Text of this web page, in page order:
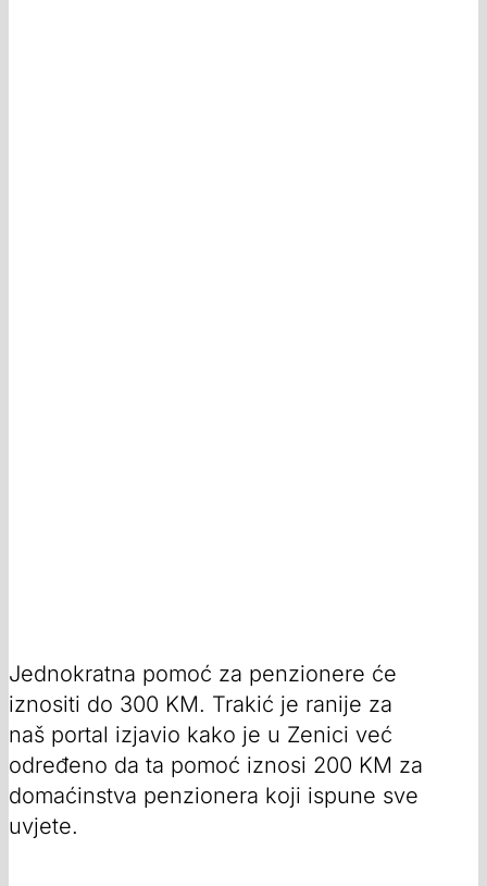
Jednokratna pomoć za penzionere će
iznositi do 300 KM. Trakić je ranije za
naš portal izjavio kako je u Zenici već
određeno da ta pomoć iznosi 200 KM za
domaćinstva penzionera koji ispune sve
uvjete.